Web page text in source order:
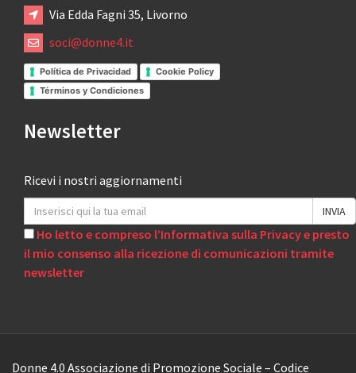
Via Edda Fagni 35, Livorno
soci@donne4.it
Política de Privacidad
Cookie Policy
Términos y Condiciones
Newsletter
Ricevi i nostri aggiornamenti
Ho letto e compreso l’Informativa sulla Privacy e presto
il mio consenso alla ricezione di comunicazioni tramite
newsletter
Donne 4.0 Associazione di Promozione Sociale – Codice